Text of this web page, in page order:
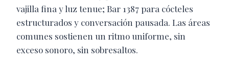
vajilla fina y luz tenue; Bar 1387 para cócteles
estructurados y conversación pausada. Las áreas
comunes sostienen un ritmo uniforme, sin
exceso sonoro, sin sobresaltos.